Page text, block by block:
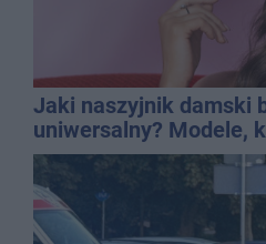
Jaki naszyjnik damski
uniwersalny? Modele,
wielu stylizacji